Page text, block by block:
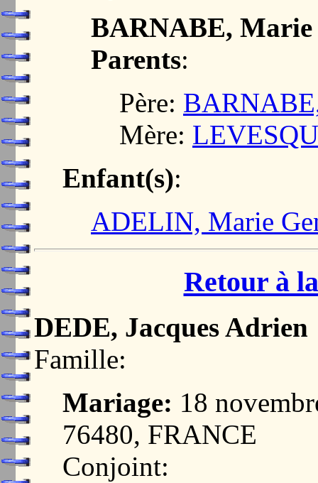
BARNABE, Marie
Parents:
Père:
Mère:
Enfant(s):
ADELIN, Marie
Retour à
DEDE, Jacques Adrien
Famille:
Mariage: 18
76480, FRANCE
Conjoint: